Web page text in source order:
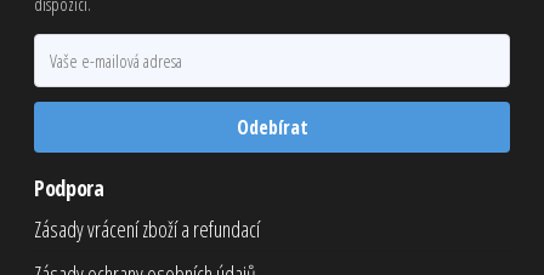
Odebírat
Podpora
Zásady vrácení zboží a refundací